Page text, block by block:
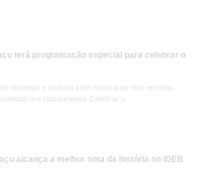
terá programação especial para celebrar o
domingo e contará com música ao vivo em dois
nos restaurantes Celebrar o
alcança a melhor nota da história no IDEB